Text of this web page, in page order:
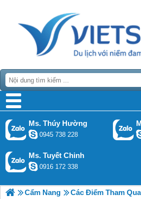
Ms. Thúy Hường
0945 738 228
Ms. Tuyết Chinh
0916 172 338
Cẩm Nang
Các Điểm Tham